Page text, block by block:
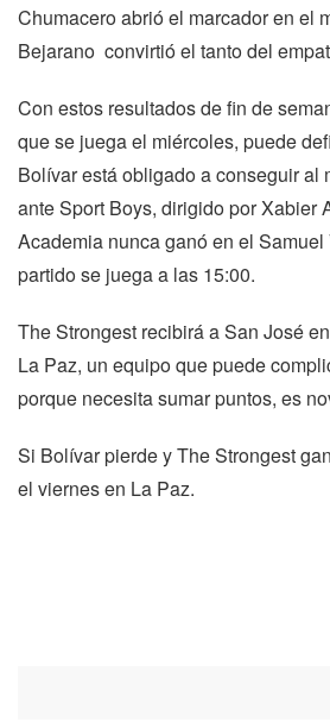
Chumacero abrió el marcador en el
Bejarano convirtió el tanto del
Con estos resultados de fin de
que se juega el miércoles, puede
Bolívar está obligado a conseguir al
ante Sport Boys, dirigido por Xabier
Academia nunca ganó en el
partido se juega a las 15:00.
The Strongest recibirá a San José
La Paz, un equipo que puede
porque necesita sumar puntos, es
Si Bolívar pierde y The Strongest
el viernes en La Paz.